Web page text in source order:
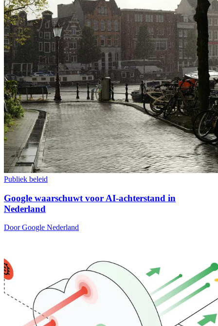
Publiek beleid
Google waarschuwt voor AI-achterstand in
Nederland
Door Google Nederland